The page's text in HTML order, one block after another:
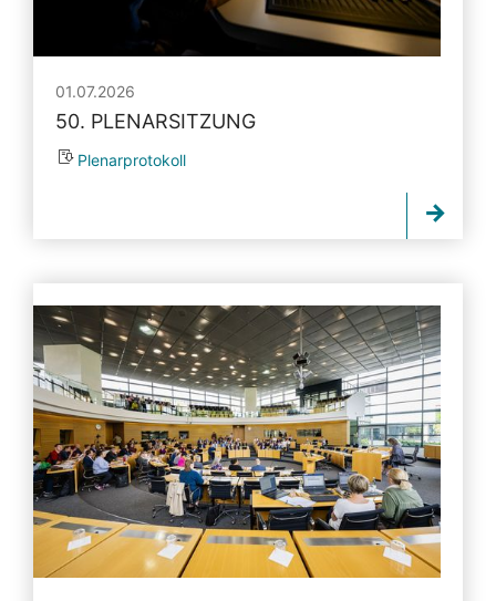
01.07.2026
50. PLENARSITZUNG
Plenarprotokoll